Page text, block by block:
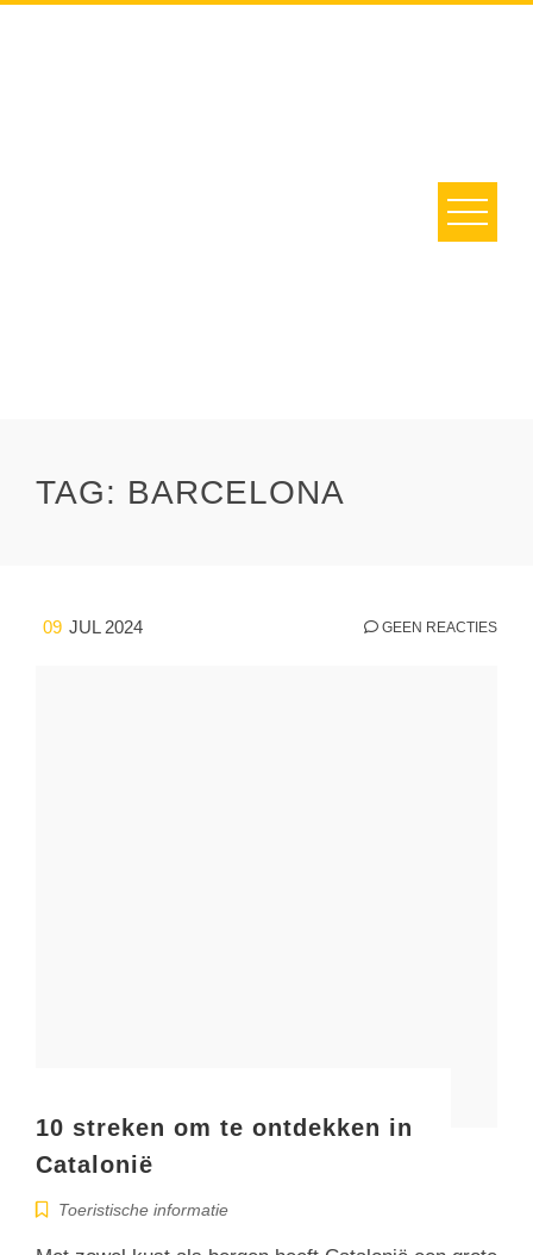
TAG: BARCELONA
09 JUL 2024 GEEN REACTIES
10 streken om te ontdekken in
Catalonië
Toeristische informatie